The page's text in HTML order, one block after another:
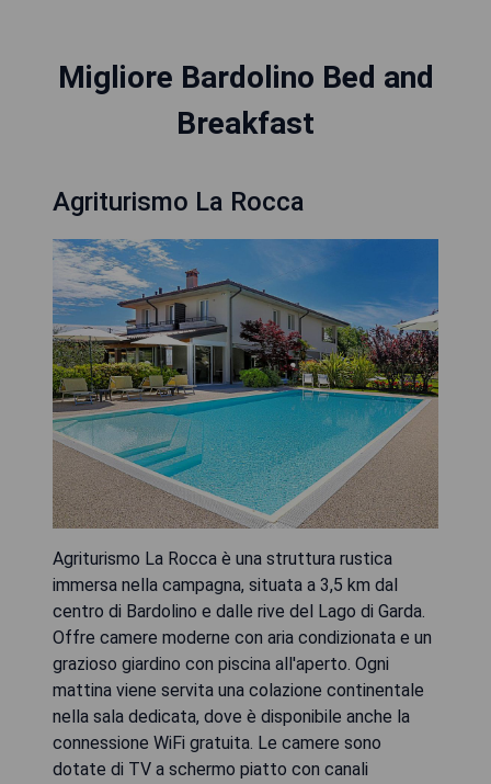
Migliore Bardolino Bed and
Breakfast
Agriturismo La Rocca
Agriturismo La Rocca è una struttura rustica
immersa nella campagna, situata a 3,5 km dal
centro di Bardolino e dalle rive del Lago di Garda.
Offre camere moderne con aria condizionata e un
grazioso giardino con piscina all'aperto. Ogni
mattina viene servita una colazione continentale
nella sala dedicata, dove è disponibile anche la
connessione WiFi gratuita. Le camere sono
dotate di TV a schermo piatto con canali